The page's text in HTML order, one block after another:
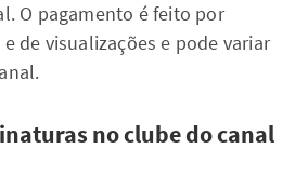
O pagamento é feito por
de visualizações e pode variar
no clube do canal